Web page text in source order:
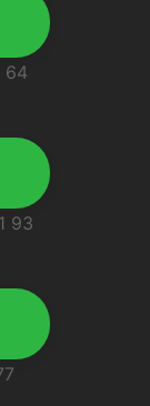
57 64
81 93
75 77